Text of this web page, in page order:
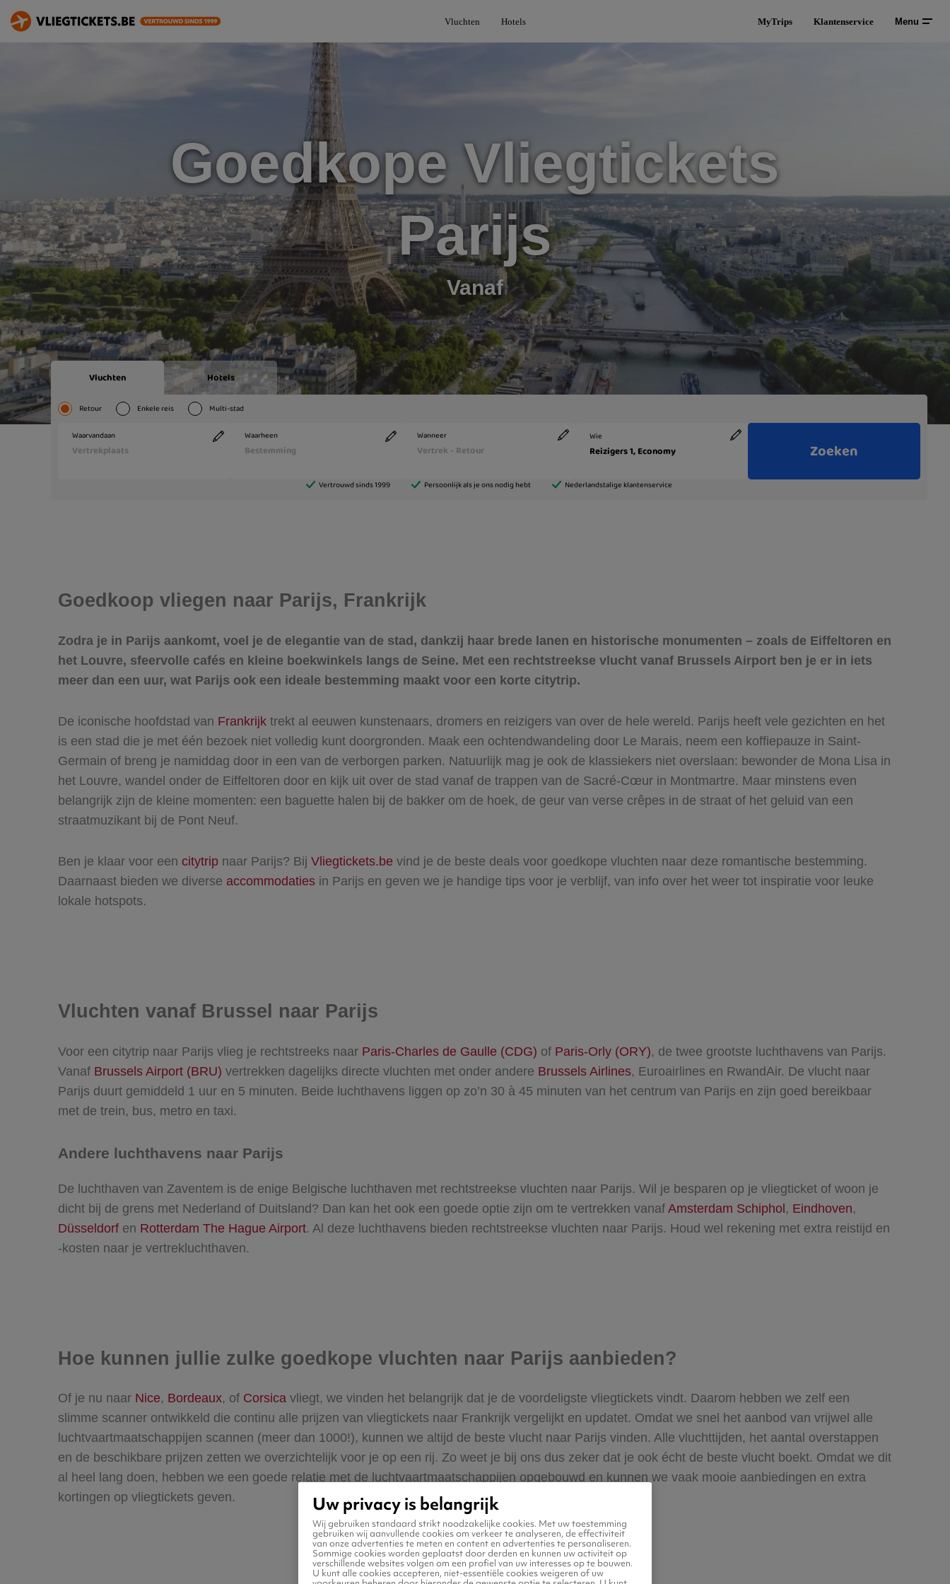
Vluchten Hotels MyTrips Klantenservice Menu
Goedkope Vliegtickets
Parijs
Vanaf
Goedkoop vliegen naar Parijs, Frankrijk
Zodra je in Parijs aankomt, voel je de elegantie van de stad, dankzij haar brede lanen en historische monumenten – zoals de Eiffeltoren en
het Louvre, sfeervolle cafés en kleine boekwinkels langs de Seine. Met een rechtstreekse vlucht vanaf Brussels Airport ben je er in iets
meer dan een uur, wat Parijs ook een ideale bestemming maakt voor een korte citytrip.
De iconische hoofdstad van Frankrijk trekt al eeuwen kunstenaars, dromers en reizigers van over de hele wereld. Parijs heeft vele gezichten en het
is een stad die je met één bezoek niet volledig kunt doorgronden. Maak een ochtendwandeling door Le Marais, neem een koffiepauze in Saint-
Germain of breng je namiddag door in een van de verborgen parken. Natuurlijk mag je ook de klassiekers niet overslaan: bewonder de Mona Lisa in
het Louvre, wandel onder de Eiffeltoren door en kijk uit over de stad vanaf de trappen van de Sacré-Cœur in Montmartre. Maar minstens even
belangrijk zijn de kleine momenten: een baguette halen bij de bakker om de hoek, de geur van verse crêpes in de straat of het geluid van een
straatmuzikant bij de Pont Neuf.
Ben je klaar voor een citytrip naar Parijs? Bij Vliegtickets.be vind je de beste deals voor goedkope vluchten naar deze romantische bestemming.
Daarnaast bieden we diverse accommodaties in Parijs en geven we je handige tips voor je verblijf, van info over het weer tot inspiratie voor leuke
lokale hotspots.
Vluchten vanaf Brussel naar Parijs
Voor een citytrip naar Parijs vlieg je rechtstreeks naar Paris-Charles de Gaulle (CDG) of Paris-Orly (ORY), de twee grootste luchthavens van Parijs.
Vanaf Brussels Airport (BRU) vertrekken dagelijks directe vluchten met onder andere Brussels Airlines, Euroairlines en RwandAir. De vlucht naar
Parijs duurt gemiddeld 1 uur en 5 minuten. Beide luchthavens liggen op zo’n 30 à 45 minuten van het centrum van Parijs en zijn goed bereikbaar
met de trein, bus, metro en taxi.
Andere luchthavens naar Parijs
De luchthaven van Zaventem is de enige Belgische luchthaven met rechtstreekse vluchten naar Parijs. Wil je besparen op je vliegticket of woon je
dicht bij de grens met Nederland of Duitsland? Dan kan het ook een goede optie zijn om te vertrekken vanaf Amsterdam Schiphol, Eindhoven,
Düsseldorf en Rotterdam The Hague Airport. Al deze luchthavens bieden rechtstreekse vluchten naar Parijs. Houd wel rekening met extra reistijd en
-kosten naar je vertrekluchthaven.
Hoe kunnen jullie zulke goedkope vluchten naar Parijs aanbieden?
Of je nu naar Nice, Bordeaux, of Corsica vliegt, we vinden het belangrijk dat je de voordeligste vliegtickets vindt. Daarom hebben we zelf een
slimme scanner ontwikkeld die continu alle prijzen van vliegtickets naar Frankrijk vergelijkt en updatet. Omdat we snel het aanbod van vrijwel alle
luchtvaartmaatschappijen scannen (meer dan 1000!), kunnen we altijd de beste vlucht naar Parijs vinden. Alle vluchttijden, het aantal overstappen
en de beschikbare prijzen zetten we overzichtelijk voor je op een rij. Zo weet je bij ons dus zeker dat je ook écht de beste vlucht boekt. Omdat we dit
al heel lang doen, hebben we een goede relatie met de luchtvaartmaatschappijen opgebouwd en kunnen we vaak mooie aanbiedingen en extra
kortingen op vliegtickets geven.
Uw privacy is belangrijk
Wij gebruiken standaard strikt noodzakelijke cookies. Met uw toestemming
gebruiken wij aanvullende cookies om verkeer te analyseren, de effectiviteit
van onze advertenties te meten en content en advertenties te personaliseren.
Sommige cookies worden geplaatst door derden en kunnen uw activiteit op
verschillende websites volgen om een profiel van uw interesses op te bouwen.
U kunt alle cookies accepteren, niet-essentiële cookies weigeren of uw